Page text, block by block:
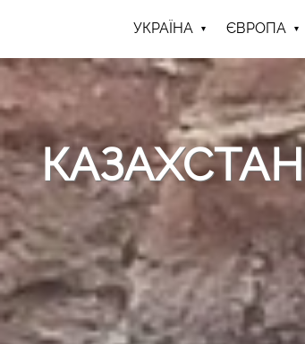
УКРАЇНА ЄВРОПА